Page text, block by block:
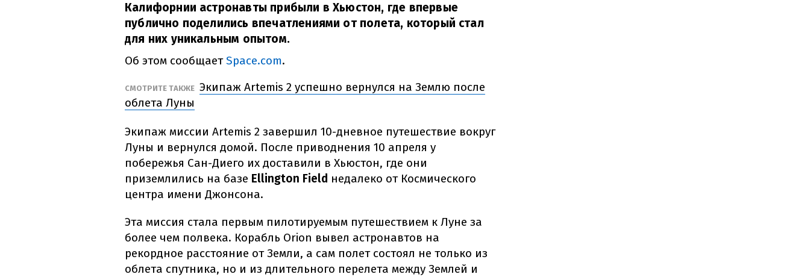
Калифорнии астронавты прибыли в Хьюстон, где впервые
публично поделились впечатлениями от полета, который стал
для них уникальным опытом.
Об этом сообщаетSpace.com.
СМОТРИТЕ ТАКЖЕ Экипаж Artemis 2 успешно вернулся на Землю после
облета Луны
Экипаж миссии Artemis 2 завершил 10-дневное путешествие вокруг
Луны и вернулся домой. После приводнения 10 апреля у
побережья Сан-Диего их доставили в Хьюстон, где они
приземлились на базе Ellington Field недалеко от Космического
центра имени Джонсона.
Эта миссия стала первым пилотируемым путешествием к Луне за
более чем полвека. Корабль Orion вывел астронавтов на
рекордное расстояние от Земли, а сам полет состоял не только из
облета спутника, но и из длительного перелета между Землей и